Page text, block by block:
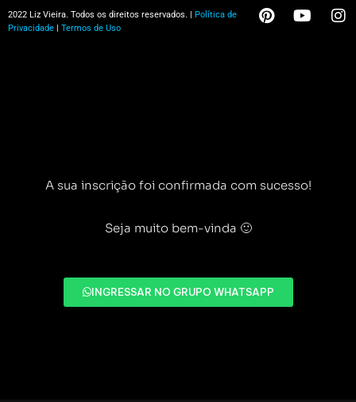
2022 Liz Vieira. Todos os direitos reservados. | Política de
Privacidade | Termos de Uso
A sua inscrição foi confirmada com sucesso!
Seja muito bem-vinda 🙂
INGRESSAR NO GRUPO WHATSAPP